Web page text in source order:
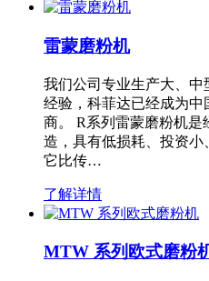
雷蒙磨粉机
我们公司专业生产大、中
经验，科菲达已经成为
商。 R系列雷蒙磨粉机是
造，具有低损耗、投资小
它比传…
了解详情
MTW 系列欧式磨粉